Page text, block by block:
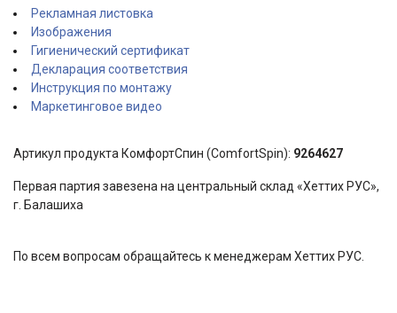
Рекламная листовка
Изображения
Гигиенический сертификат
Декларация соответствия
Инструкция по монтажу
Маркетинговое видео
Артикул продукта КомфортСпин (ComfortSpin): 9264627
Первая партия завезена на центральный склад «Хеттих РУС»,
г. Балашиха
По всем вопросам обращайтесь к менеджерам Хеттих РУС.